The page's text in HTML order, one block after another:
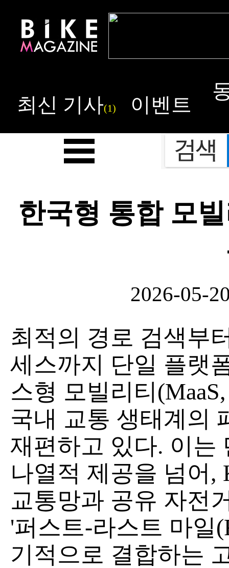
최신 기사(1) 이벤트
한국형 통합 모
2026-05-
최적의 경로 검색부
세스까지 단일 플랫
스형 모빌리티
국내 교통 생태계의
재편하고 있다. 이는
나열적 제공을 넘어,
교통망과 공유 자전
'퍼스트-라스트 마일
기적으로 결합하는